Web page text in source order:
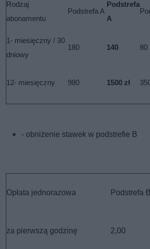
Rodzaj
abonamentu
Podstrefa A
Podstrefa
A
1- miesięczny / 30
dniowy
180 140 80
12- miesięczny 980 1500 zł
- obniżenie stawek w podstrefie B
Opłata jednorazowa Podstrefa
za pierwszą godzinę 2,00